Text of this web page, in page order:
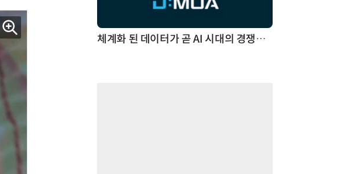
체계화 된 데이터가 곧 AI 시대의 경쟁력이다